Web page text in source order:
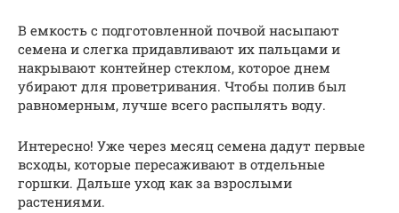
В емкость с подготовленной почвой насыпают
семена и слегка придавливают их пальцами и
накрывают контейнер стеклом, которое днем
убирают для проветривания. Чтобы полив был
равномерным, лучше всего распылять воду.
Интересно! Уже через месяц семена дадут первые
всходы, которые пересаживают в отдельные
горшки. Дальше уход как за взрослыми
растениями.